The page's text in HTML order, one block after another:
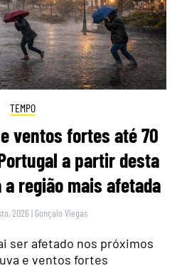
TEMPO
e ventos fortes até 70
a partir desta
região mais afetada
2026 | Gonçalo Viegas
ser afetado nos próximos
e ventos fortes